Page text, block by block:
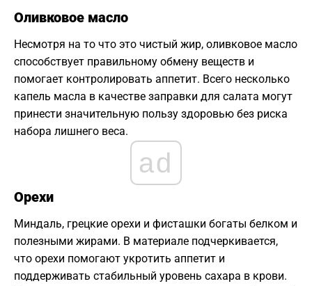
Оливковое масло
Несмотря на то что это чистый жир, оливковое масло
способствует правильному обмену веществ и
помогает контролировать аппетит. Всего несколько
капель масла в качестве заправки для салата могут
принести значительную пользу здоровью без риска
набора лишнего веса.
ad
Орехи
Миндаль, грецкие орехи и фисташки богаты белком и
полезными жирами. В материале подчеркивается,
что орехи помогают укротить аппетит и
поддерживать стабильный уровень сахара в крови.